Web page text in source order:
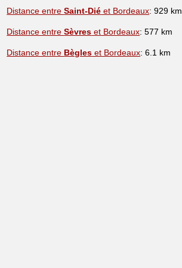
Distance entreSaint-Dié et Bordeaux: 929 km
Distance entreSèvres et Bordeaux: 577 km
Distance entre Bègles et Bordeaux: 6.1 km